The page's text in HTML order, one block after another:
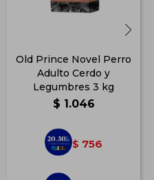
Old Prince Novel Perro
Adulto Cerdo y
Legumbres 3 kg
$ 1.046
$ 756